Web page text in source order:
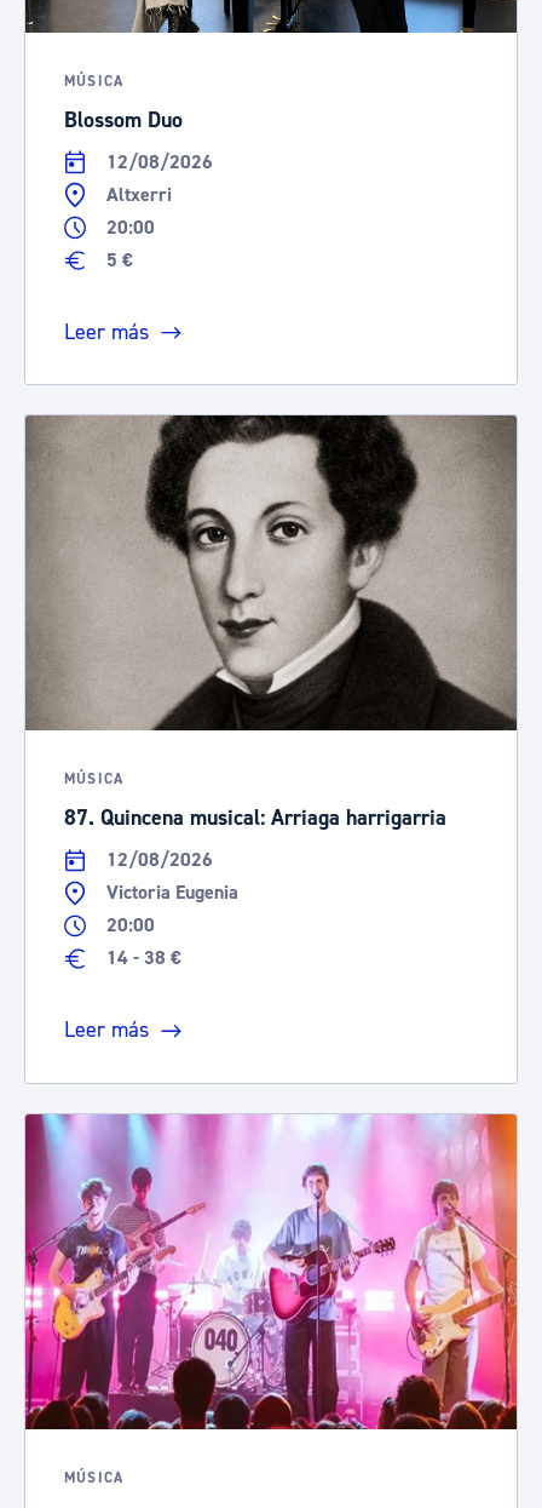
MÚSICA
Blossom Duo
12/08/2026
Altxerri
20:00
5 €
Leer más
MÚSICA
87. Quincena musical: Arriaga harrigarria
12/08/2026
Victoria Eugenia
20:00
14 - 38 €
Leer más
MÚSICA